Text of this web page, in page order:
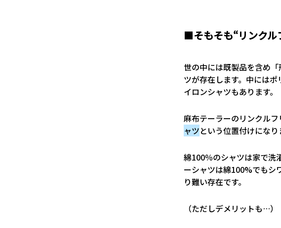
■そもそも“リンク
世の中には既製品を含め
ツが存在します。中には
イロンシャツもあります。
麻布テーラーのリンクル
ャツという位置付けになり
綿100％のシャツは家で洗
ーシャツは綿100%でもシ
り難い存在です。
（ただしデメリットも…）